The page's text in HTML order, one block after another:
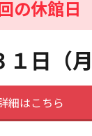
の休館日
１日（月
細はこちら